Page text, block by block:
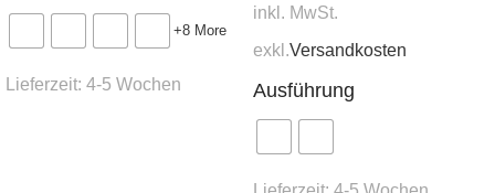
+8 More
Lieferzeit: 4-5 Wochen
inkl. MwSt.
exkl.Versandkosten
Ausführung